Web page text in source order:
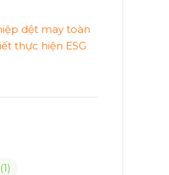
dệt may toàn
thực hiện ESG
(1)